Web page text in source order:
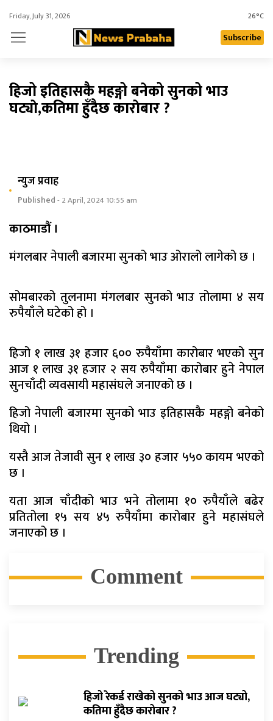
Friday, July 31, 2026 26°C
Subscribe
हिजो इतिहासकै महङ्गो बनेको सुनको भाउ
घट्याे,कतिमा हुँदैछ काराेबार ?
न्युज प्रवाह
Published- 2 April, 2024 10:55 am
काठमाडौं ।
मंगलबार नेपाली बजारमा सुनको भाउ ओरालो लागेको छ ।
सोमबारको तुलनामा मंगलबार सुनको भाउ तोलामा ४ सय
रुपैयाँले घटेको हो ।
हिजो १ लाख ३१ हजार ६०० रुपैयाँमा कारोबार भएको सुन
आज १ लाख ३१ हजार २ सय रुपैयाँमा कारोबार हुने नेपाल
सुनचाँदी व्यवसायी महासंघले जनाएको छ ।
हिजो नेपाली बजारमा सुनको भाउ इतिहासकै महङ्गो बनेको
थियो ।
यस्तै आज तेजावी सुन १ लाख ३० हजार ५५० कायम भएको
छ ।
यता आज चाँदीको भाउ भने तोलामा १० रुपैयाँले बढेर
प्रतितोला १५ सय ४५ रुपैयाँमा कारोबार हुने महासंघले
जनाएको छ ।
Comment
Trending
हिजो रेकर्ड राखेको सुनको भाउ आज घट्यो,
कतिमा हुँदैछ कारोबार ?